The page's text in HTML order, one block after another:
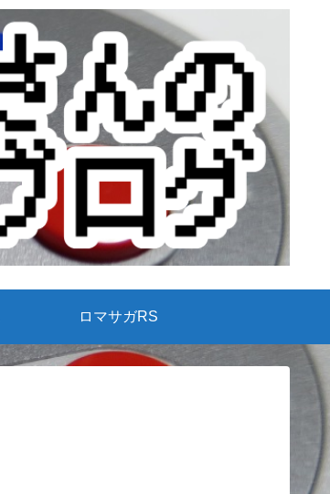
ロマサガRS